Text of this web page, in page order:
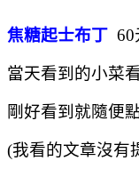
焦糖起士布丁 60
當天看到的小菜
剛好看到就隨便
(我看的文章沒有